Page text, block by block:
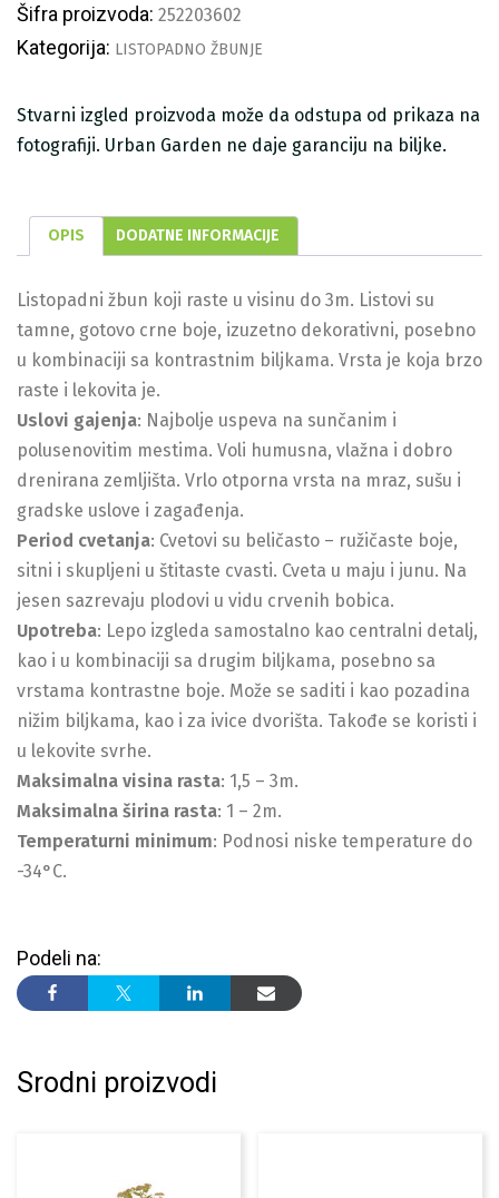
Šifra proizvoda: 252203602
Kategorija: LISTOPADNO ŽBUNJE
Stvarni izgled proizvoda može da odstupa od prikaza na
fotografiji. Urban Garden ne daje garanciju na biljke.
OPIS DODATNE INFORMACIJE
Listopadni žbun koji raste u visinu do 3m. Listovi su
tamne, gotovo crne boje, izuzetno dekorativni, posebno
u kombinaciji sa kontrastnim biljkama. Vrsta je koja brzo
raste i lekovita je.
Uslovi gajenja: Najbolje uspeva na sunčanim i
polusenovitim mestima. Voli humusna, vlažna i dobro
drenirana zemljišta. Vrlo otporna vrsta na mraz, sušu i
gradske uslove i zagađenja.
Period cvetanja: Cvetovi su beličasto – ružičaste boje,
sitni i skupljeni u štitaste cvasti. Cveta u maju i junu. Na
jesen sazrevaju plodovi u vidu crvenih bobica.
Upotreba: Lepo izgleda samostalno kao centralni detalj,
kao i u kombinaciji sa drugim biljkama, posebno sa
vrstama kontrastne boje. Može se saditi i kao pozadina
nižim biljkama, kao i za ivice dvorišta. Takođe se koristi i
u lekovite svrhe.
Maksimalna visina rasta: 1,5 – 3m.
Maksimalna širina rasta: 1 – 2m.
Temperaturni minimum: Podnosi niske temperature do
-34°C.
Podeli na:
Srodni proizvodi